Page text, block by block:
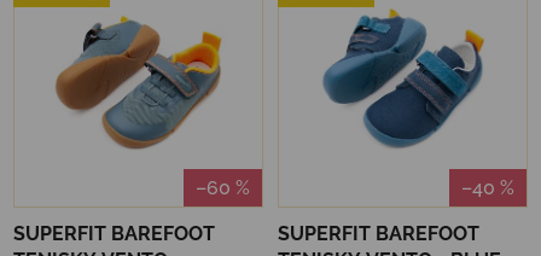
–60 %
SUPERFIT BAREFOOT
–40 %
SUPERFIT BAREFOOT